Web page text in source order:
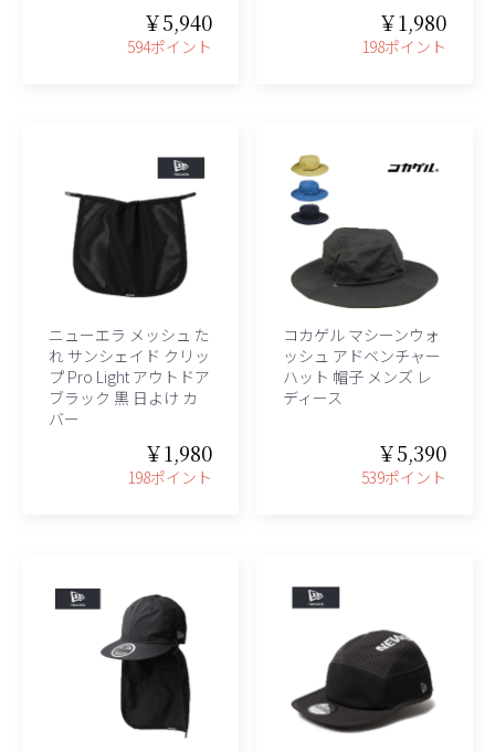
￥5,940
594ポイント
￥1,980
198ポイント
ニューエラ メッシュ た
れ サンシェイド クリッ
プ Pro Light アウトドア
ブラック 黒 日よけ カ
バー
￥1,980
198ポイント
コカゲル マシーンウォ
ッシュ アドベンチャー
ハット 帽子 メンズ レ
ディース
￥5,390
539ポイント